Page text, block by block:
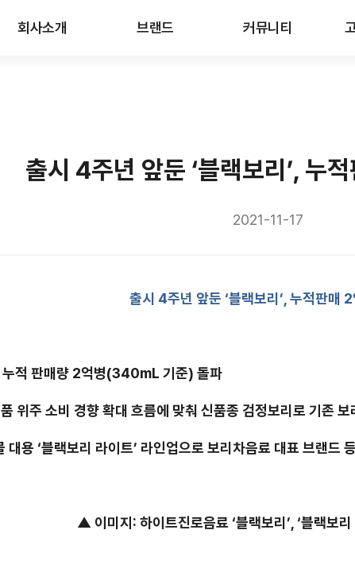
회사소개 브랜드 커뮤니티
출시 4주년 앞둔 ‘블랙보리’, 누
2021-11-17
출시 4주년 앞둔 ‘블랙보리’ 누적판매 2
누적 판매량 2억병(340mL 기준) 돌파
위주 소비 경향 확대 흐름에 맞춰 신품종 검정보리로 기존
대용 ‘블랙보리 라이트’ 라인업으로 보리차음료 대표 브랜드
▲ 이미지 : 하이트진로음료 ‘블랙보리’ ‘블랙보리